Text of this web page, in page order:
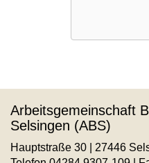
Arbeitsgemeinschaft
Selsingen (ABS)
Hauptstraße 30 | 27446